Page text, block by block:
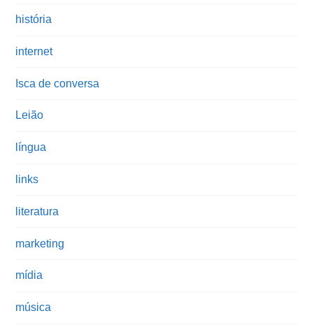
história
internet
Isca de conversa
Leião
língua
links
literatura
marketing
mídia
música